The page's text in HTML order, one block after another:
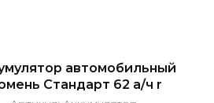
автомобильный
Стандарт 62 а/ч r